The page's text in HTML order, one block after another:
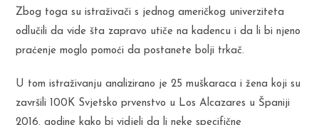
Zbog toga su istraživači s jednog američkog univerziteta
odlučili da vide šta zapravo utiče na kadencu i da li bi njeno
praćenje moglo pomoći da postanete bolji trkač.
U tom istraživanju analizirano je 25 muškaraca i žena koji su
završili 100K Svjetsko prvenstvo u Los Alcazares u Španiji
2016. godine kako bi vidjeli da li neke specifične